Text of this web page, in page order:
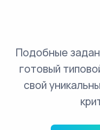
Подобные
готовый
свой